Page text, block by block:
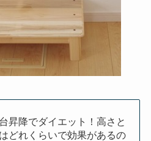
昇降でダイエット！高さと
どれくらいで効果があるの